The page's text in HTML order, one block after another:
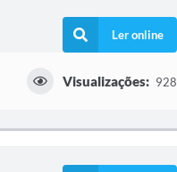
Ler online
Visualizações: 928